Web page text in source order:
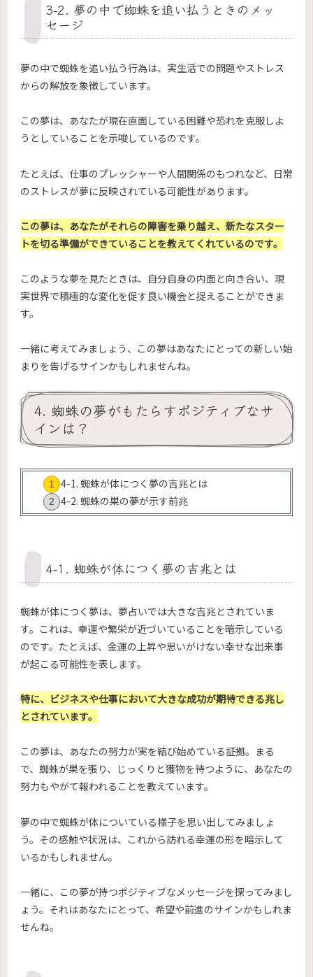
3-2. 夢の中で蜘蛛を追い払うときのメッ
セージ
夢の中で蜘蛛を追い払う行為は、実生活での問題やストレス
からの解放を象徴しています。
この夢は、あなたが現在直面している困難や恐れを克服しよ
うとしていることを示唆しているのです。
たとえば、仕事のプレッシャーや人間関係のもつれなど、日常
のストレスが夢に反映されている可能性があります。
この夢は、あなたがそれらの障害を乗り越え、新たなスター
トを切る準備ができていることを教えてくれているのです。
このような夢を見たときは、自分自身の内面と向き合い、現
実世界で積極的な変化を促す良い機会と捉えることができま
す。
一緒に考えてみましょう、この夢はあなたにとっての新しい始
まりを告げるサインかもしれませんね。
4. 蜘蛛の夢がもたらすポジティブなサ
インは？
4-1. 蜘蛛が体につく夢の吉兆とは
4-2. 蜘蛛の巣の夢が示す前兆
4-1. 蜘蛛が体につく夢の吉兆とは
蜘蛛が体につく夢は、夢占いでは大きな吉兆とされていま
す。これは、幸運や繁栄が近づいていることを暗示している
のです。たとえば、金運の上昇や思いがけない幸せな出来事
が起こる可能性を表します。
特に、ビジネスや仕事において大きな成功が期待できる兆し
とされています。
この夢は、あなたの努力が実を結び始めている証拠。まる
で、蜘蛛が巣を張り、じっくりと獲物を待つように、あなたの
努力もやがて報われることを教えています。
夢の中で蜘蛛が体についている様子を思い出してみましょ
う。その感触や状況は、これから訪れる幸運の形を暗示して
いるかもしれません。
一緒に、この夢が持つポジティブなメッセージを探ってみまし
ょう。それはあなたにとって、希望や前進のサインかもしれま
せんね。